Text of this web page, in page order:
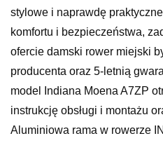
stylowe i naprawdę
komfortu i bezpieczeństwa,
ofercie damski rower miejski
producenta oraz 5-letnią
model Indiana Moena A7ZP
instrukcję obsługi i montażu
Aluminiowa rama w rowerze